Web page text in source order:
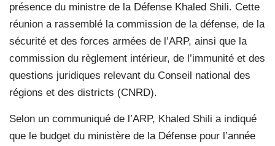
présence du ministre de la Défense Khaled Shili. Cette
réunion a rassemblé la commission de la défense, de la
sécurité et des forces armées de l’ARP, ainsi que la
commission du règlement intérieur, de l’immunité et des
questions juridiques relevant du Conseil national des
régions et des districts (CNRD).
Selon un communiqué de l’ARP, Khaled Shili a indiqué
que le budget du ministère de la Défense pour l’année